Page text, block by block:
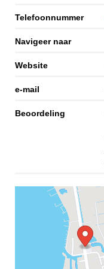
Telefoonnummer
Navigeer naar
Website
e-mail
Beoordeling